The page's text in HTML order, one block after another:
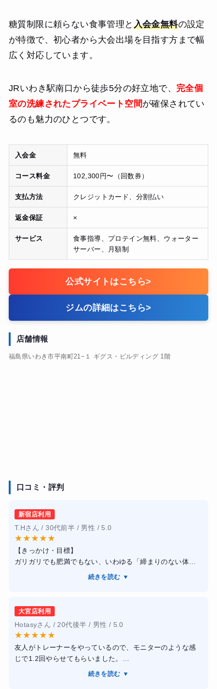
糖質制限に頼らない食事管理と 入会金無料の設定
が特徴で、初心者から大会出場を目指す方まで幅
広く対応しています。
JRいわき駅南口から徒歩5分の好立地で、 完全個
室の洗練されたプライベート空間が確保されてい
るのも魅力のひとつです。
入会金 無料
コース料金 102,300円〜（回数券）
支払方法 クレジットカード、分割払い
返金保証 ×
サービス
食事指導、プロテイン無料、ウォーター
サーバー、月額制
公式サイトはこちら>
ジムの詳細はこちら>
店舗情報
福島県いわき市平南町21−１ ギグス・ビルディング 1階
口コミ・評判
新宿店利用
T.Hさん / 30代前半 / 男性 / 5.0
★★★★★
【きっかけ・目標】
ガリガリでも肥満でもない、いわゆる「締まりのない体
型」を打破したくて入会しました。夏に海へ行く予定があ
【感想】
新宿店を利用しましたが、トレーナー全員が大会入賞者レ
ベルの身体をしており、説得力が段違いでした。トレーニ
ングはかなりハードですが、こちらの限界を見極めた上で
の追い込み方が絶妙で、自分一人では絶対に到達できない
強度で追い込めます。「あと1回！」の掛け声でモチベーシ
ョンが爆上がりします。また、BEYONDの大きな特徴であ
続きを読む ▼
大宮店利用
Hotasyさん / 20代後半 / 男性 / 5.0
★★★★★
友人がトレーナーをやっているので、モニターのような感
じで1.2回やらせてもらいました。
ジムの中はとても清潔感あふれるもので、快適に過ごすこ
続きを読む ▼